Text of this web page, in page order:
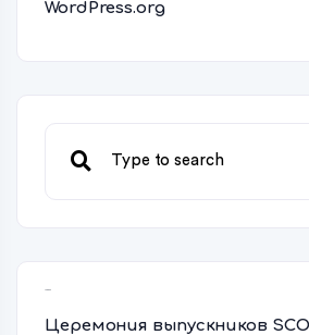
WordPress.org
Церемония выпускников